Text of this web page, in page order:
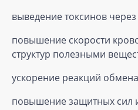
выведение токсинов
повышение скорости
структур полезными
ускорение реакций
повышение защитных сил